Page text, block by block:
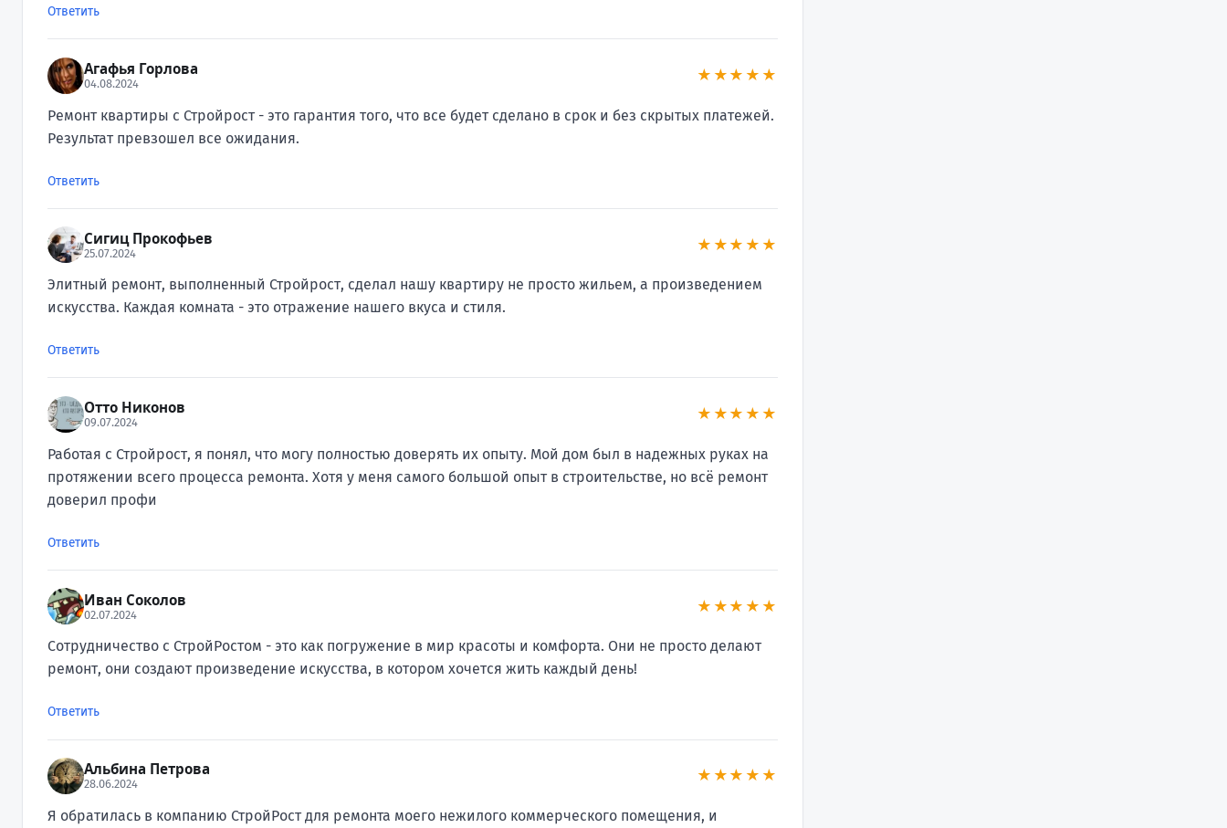
Ответить
Агафья Горлова
04.08.2024 ★★★★★
Ремонт квартиры с Стройрост - это гарантия того, что все будет сделано в срок и без скрытых платежей.
Результат превзошел все ожидания.
Ответить
Сигиц Прокофьев
25.07.2024 ★★★★★
Элитный ремонт, выполненный Стройрост, сделал нашу квартиру не просто жильем, а произведением
искусства. Каждая комната - это отражение нашего вкуса и стиля.
Ответить
Отто Никонов
09.07.2024 ★★★★★
Работая с Стройрост, я понял, что могу полностью доверять их опыту. Мой дом был в надежных руках на
протяжении всего процесса ремонта. Хотя у меня самого большой опыт в строительстве, но всё ремонт
доверил профи
Ответить
Иван Соколов
02.07.2024 ★★★★★
Сотрудничество с СтройРостом - это как погружение в мир красоты и комфорта. Они не просто делают
ремонт, они создают произведение искусства, в котором хочется жить каждый день!
Ответить
Альбина Петрова
28.06.2024 ★★★★★
Я обратилась в компанию СтройРост для ремонта моего нежилого коммерческого помещения, и